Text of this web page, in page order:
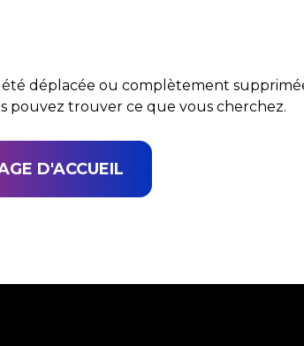
déplacée ou complètement
pouvez trouver ce que vous cherchez.
D'ACCUEIL